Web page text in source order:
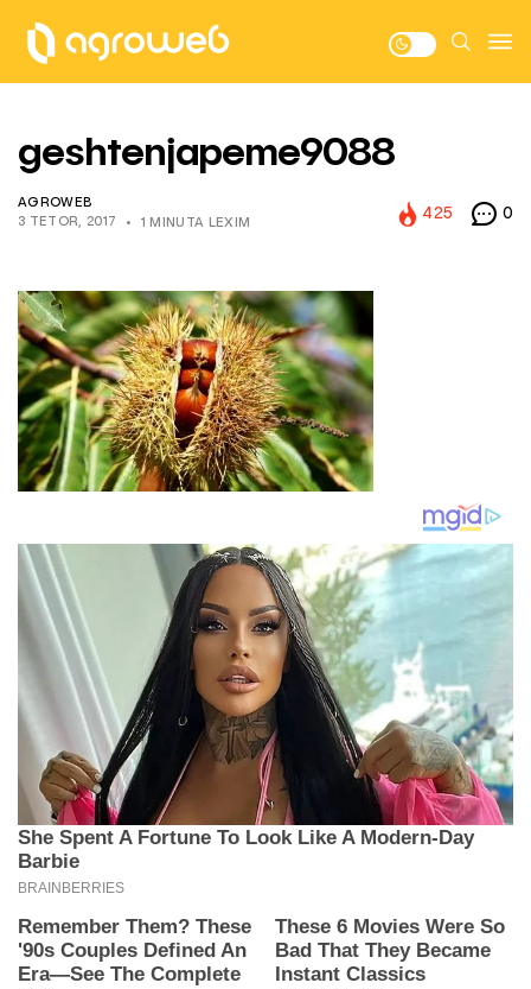
geshtenjapeme9088
AGROWEB
3 TETOR, 2017
1 MINUTA LEXIM
425 0